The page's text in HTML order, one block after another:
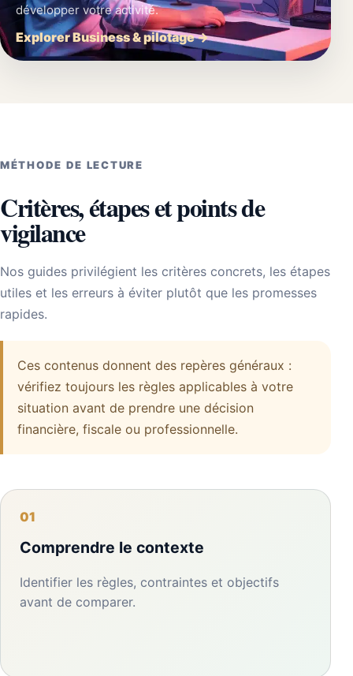
développer votre activité.
Explorer Business & pilotage →
MÉTHODE DE LECTURE
Critères, étapes et points de
vigilance
Nos guides privilégient les critères concrets, les étapes
utiles et les erreurs à éviter plutôt que les promesses
rapides.
Ces contenus donnent des repères généraux :
vérifiez toujours les règles applicables à votre
situation avant de prendre une décision
financière, fiscale ou professionnelle.
01
Comprendre le contexte
Identifier les règles, contraintes et objectifs
avant de comparer.